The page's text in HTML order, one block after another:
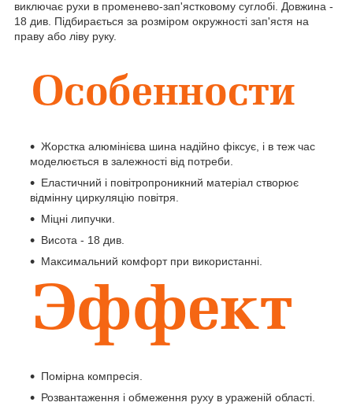
виключає рухи в променево-зап'ястковому суглобі. Довжина -
18 див. Підбирається за розміром окружності зап'ястя на
праву або ліву руку.
Жорстка алюмінієва шина надійно фіксує, і в теж час
моделюється в залежності від потреби.
Еластичний і повітропроникний матеріал створює
відмінну циркуляцію повітря.
Міцні липучки.
Висота - 18 див.
Максимальний комфорт при використанні.
Помірна компресія.
Розвантаження і обмеження руху в ураженій області.